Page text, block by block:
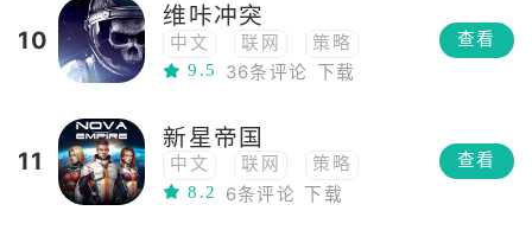
10
维咔冲突
中文 联网
策略
动作
联机
RTS
射击
幻想
太空
移植
枪战
steam移植
9.5 36条评论 下载
查看
11
新星帝国
中文 联网
策略
战争模拟
高画质
8.2 6条评论 下载
查看